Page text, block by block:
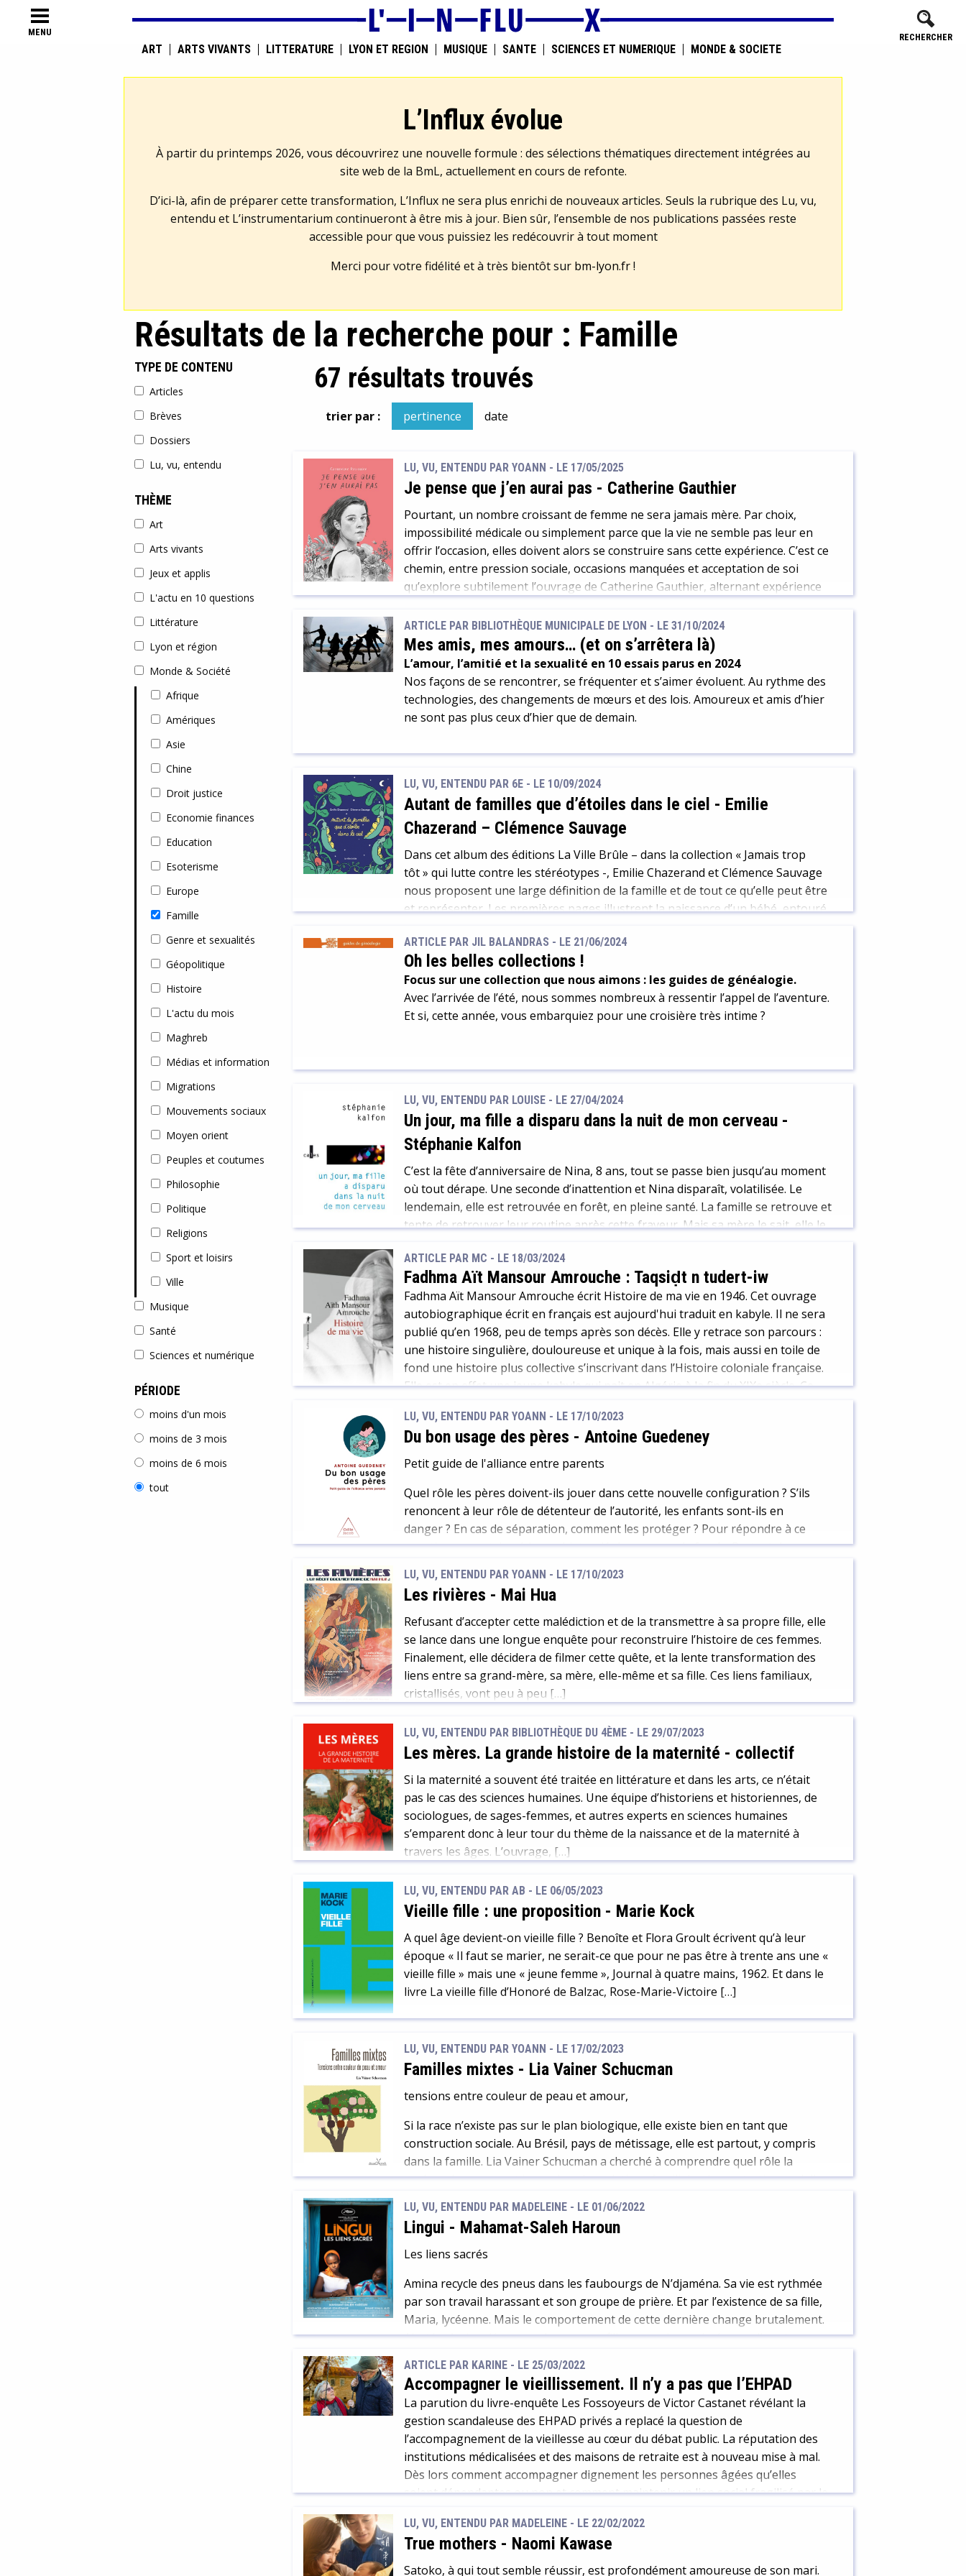
MENU RECHERCHER
ART ARTS VIVANTS LITTÉRATURE LYON ET RÉGION MUSIQUE SANTÉ SCIENCES ET NUMÉRIQUE MONDE & SOCIÉTÉ
L’Influx évolue
À partir du printemps 2026, vous découvrirez une nouvelle formule : des sélections thématiques directement intégrées au
site web de la BmL, actuellement en cours de refonte.
D’ici-là, afin de préparer cette transformation, L’Influx ne sera plus enrichi de nouveaux articles. Seuls la rubrique des Lu, vu,
entendu et L’instrumentarium continueront à être mis à jour. Bien sûr, l’ensemble de nos publications passées reste
accessible pour que vous puissiez les redécouvrir à tout moment
Merci pour votre fidélité et à très bientôt sur bm-lyon.fr!
Résultats de la recherche pour : Famille
TYPE DE CONTENU
Articles
Brèves
Dossiers
Lu, vu, entendu
THÈME
Art
Arts vivants
Jeux et applis
L'actu en 10 questions
Littérature
Lyon et région
Monde & Société
Afrique
Amériques
Asie
Chine
Droit justice
Economie finances
Education
Esoterisme
Europe
Famille
Genre et sexualités
Géopolitique
Histoire
L'actu du mois
Maghreb
Médias et information
Migrations
Mouvements sociaux
Moyen orient
Peuples et coutumes
Philosophie
Politique
Religions
Sport et loisirs
Ville
Musique
Santé
Sciences et numérique
PÉRIODE
moins d'un mois
moins de 3 mois
moins de 6 mois
tout
67 résultats trouvés
trier par : pertinence date
LU, VU, ENTENDU PAR YOANN - LE 17/05/2025
Je pense que j’en aurai pas - Catherine Gauthier
Pourtant, un nombre croissant de femme ne sera jamais mère. Par choix,
impossibilité médicale ou simplement parce que la vie ne semble pas leur en
offrir l’occasion, elles doivent alors se construire sans cette expérience. C’est ce
chemin, entre pression sociale, occasions manquées et acceptation de soi
qu’explore subtilement l’ouvrage de Catherine Gauthier, alternant expérience
ARTICLE PAR BIBLIOTHÈQUE MUNICIPALE DE LYON - LE 31/10/2024
Mes amis, mes amours… (et on s’arrêtera là)
L’amour, l’amitié et la sexualité en 10 essais parus en 2024
Nos façons de se rencontrer, se fréquenter et s’aimer évoluent. Au rythme des
technologies, des changements de mœurs et des lois. Amoureux et amis d’hier
ne sont pas plus ceux d’hier que de demain.
LU, VU, ENTENDU PAR 6E - LE 10/09/2024
Autant de familles que d’étoiles dans le ciel - Emilie
Chazerand – Clémence Sauvage
Dans cet album des éditions La Ville Brûle – dans la collection « Jamais trop
tôt » qui lutte contre les stéréotypes -, Emilie Chazerand et Clémence Sauvage
nous proposent une large définition de la famille et de tout ce qu’elle peut être
et représenter. Les premières pages illustrent la naissance d’un bébé, entouré
ARTICLE PAR JIL BALANDRAS - LE 21/06/2024
Oh les belles collections !
Focus sur une collection que nous aimons : les guides de généalogie.
Avec l’arrivée de l’été, nous sommes nombreux à ressentir l’appel de l’aventure.
Et si, cette année, vous embarquiez pour une croisière très intime ?
LU, VU, ENTENDU PAR LOUISE - LE 27/04/2024
Un jour, ma fille a disparu dans la nuit de mon cerveau -
Stéphanie Kalfon
C’est la fête d’anniversaire de Nina, 8 ans, tout se passe bien jusqu’au moment
où tout dérape. Une seconde d’inattention et Nina disparaît, volatilisée. Le
lendemain, elle est retrouvée en forêt, en pleine santé. La famille se retrouve et
tente de retrouver leur routine après cette frayeur. Mais sa mère le sait, elle le
ARTICLE PAR MC - LE 18/03/2024
Fadhma Aït Mansour Amrouche : Taqsiḍt n tudert-iw
Fadhma Aït Mansour Amrouche écrit Histoire de ma vie en 1946. Cet ouvrage
autobiographique écrit en français est aujourd'hui traduit en kabyle. Il ne sera
publié qu’en 1968, peu de temps après son décès. Elle y retrace son parcours :
une histoire singulière, douloureuse et unique à la fois, mais aussi en toile de
fond une histoire plus collective s’inscrivant dans l’Histoire coloniale française.
Elle est en effet une jeune kabyle qui nait en Algérie à la fin du XIXe siècle. Ce
C’est l’histoire d’une identité, devenue multiple du fait des circonstances. C’est
l’histoire de la différence : de naissance, de religion, de pays. C’est l’histoire de
l’exil. C’est enfin l’histoire d’une région…une histoire kabyle.
LU, VU, ENTENDU PAR YOANN - LE 17/10/2023
Du bon usage des pères -Antoine Guedeney
Petit guide de l'alliance entre parents
Quel rôle les pères doivent-ils jouer dans cette nouvelle configuration ? S’ils
renoncent à leur rôle de détenteur de l’autorité, les enfants sont-ils en
danger ? En cas de séparation, comment les protéger ? Pour répondre à ce
questionnement, le pédopsychiatre déplace un peu la focale. Partant des
LU, VU, ENTENDU PAR YOANN - LE 17/10/2023
Les rivières - Mai Hua
Refusant d’accepter cette malédiction et de la transmettre à sa propre fille, elle
se lance dans une longue enquête pour reconstruire l’histoire de ces femmes.
Finalement, elle décidera de filmer cette quête, et la lente transformation des
liens entre sa grand-mère, sa mère, elle-même et sa fille. Ces liens familiaux,
cristallisés, vont peu à peu […]
LU, VU, ENTENDU PAR BIBLIOTHÈQUE DU 4ÈME - LE 29/07/2023
Les mères. La grande histoire de la maternité - collectif
Si la maternité a souvent été traitée en littérature et dans les arts, ce n’était
pas le cas des sciences humaines. Une équipe d’historiens et historiennes, de
sociologues, de sages-femmes, et autres experts en sciences humaines
s’emparent donc à leur tour du thème de la naissance et de la maternité à
travers les âges. L’ouvrage, […]
LU, VU, ENTENDU PAR AB - LE 06/05/2023
Vieille fille : une proposition - Marie Kock
A quel âge devient-on vieille fille ? Benoîte et Flora Groult écrivent qu’à leur
époque « Il faut se marier, ne serait-ce que pour ne pas être à trente ans une «
vieille fille » mais une « jeune femme », Journal à quatre mains, 1962. Et dans le
livre La vieille fille d’Honoré de Balzac, Rose-Marie-Victoire […]
LU, VU, ENTENDU PAR YOANN - LE 17/02/2023
Familles mixtes - Lia Vainer Schucman
tensions entre couleur de peau et amour,
Si la race n’existe pas sur le plan biologique, elle existe bien en tant que
construction sociale. Au Brésil, pays de métissage, elle est partout, y compris
dans la famille. Lia Vainer Schucman a cherché à comprendre quel rôle la
couleur de peau peut jouer dans les relations familiales. Les entretiens qu’elle a
LU, VU, ENTENDU PAR MADELEINE - LE 01/06/2022
Lingui - Mahamat-Saleh Haroun
Les liens sacrés
Amina recycle des pneus dans les faubourgs de N’djaména. Sa vie est rythmée
par son travail harassant et son groupe de prière. Et par l’existence de sa fille,
Maria, lycéenne. Mais le comportement de cette dernière change brutalement.
Alertée, Amina découvre alors que sa fille ne va plus au lycée car elle est
ARTICLE PAR KARINE - LE 25/03/2022
Accompagner le vieillissement. Il n’y a pas que l’EHPAD
La parution du livre-enquête Les Fossoyeurs de Victor Castanet révélant la
gestion scandaleuse des EHPAD privés a replacé la question de
l’accompagnement de la vieillesse au cœur du débat public. La réputation des
institutions médicalisées et des maisons de retraite est à nouveau mise à mal.
Dès lors comment accompagner dignement les personnes âgées qu’elles
soient dépendantes ou non et comment maintenir un lien social fragilisé par le
proposons un focus sur des témoignages d’aidants et sur des expériences
singulières.
LU, VU, ENTENDU PAR MADELEINE - LE 22/02/2022
True mothers - Naomi Kawase
Satoko, à qui tout semble réussir, est profondément amoureuse de son mari.